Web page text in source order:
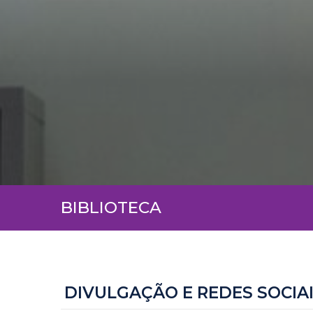
BIBLIOTECA
DIVULGAÇÃO E REDES